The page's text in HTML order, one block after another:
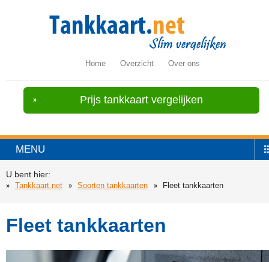
Home Overzicht Over ons
Prijs tankkaart vergelijken
MENU
U bent hier:
Tankkaart.net
Soorten tankkaarten Fleet tankkaarten
Fleet tankkaarten